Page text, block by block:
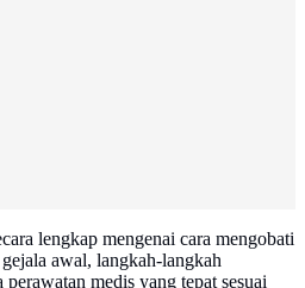
lengkap mengenai cara mengobati
awal, langkah-langkah
medis yang tepat sesuai